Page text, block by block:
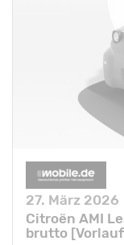
27. März 2026
Citroën AMI
brutto